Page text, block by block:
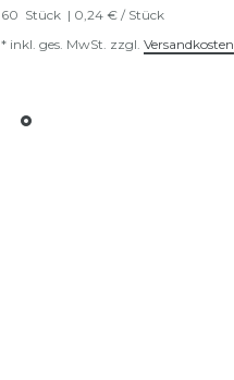
60 Stück | 0,24 € / Stück
* inkl. ges. MwSt. zzgl. Versandkosten